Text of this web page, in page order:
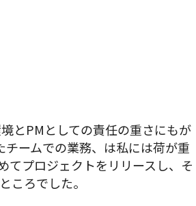
とPMとしての責任の重さにもが
ームでの業務、は私には荷が重
てプロジェクトをリリースし、そ
ころでした。